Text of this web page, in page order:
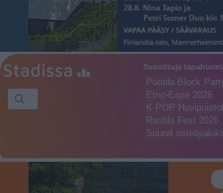
Suosittuja
Puotila Block
Etno-Espa 2026
K-POP
Rastila Fest 2026
Suuret